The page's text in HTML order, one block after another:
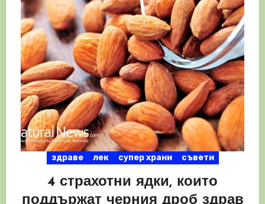
здраве лек супер храни съвети
4 страхотни ядки, които
поддържат черния дроб здрав